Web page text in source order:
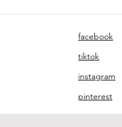
facebook
tiktok
instagram
pinterest